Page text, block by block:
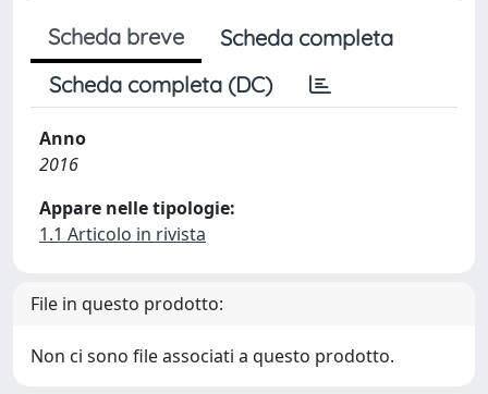
Scheda breve
Scheda completa
Scheda completa (DC)
Anno
2016
Appare nelle tipologie:
1.1 Articolo in rivista
File in questo prodotto:
Non ci sono file associati a questo prodotto.